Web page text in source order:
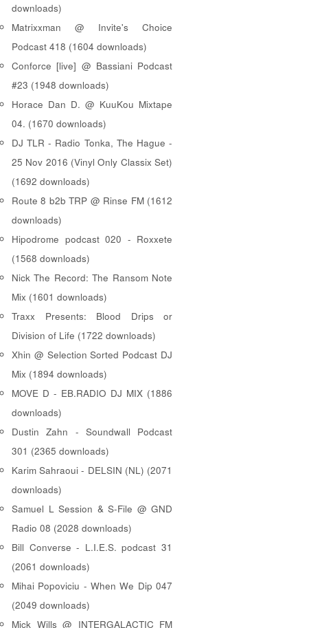
downloads)
Matrixxman @ Invite's Choice
Podcast 418 (1604 downloads)
Conforce [live] @ Bassiani Podcast
#23 (1948 downloads)
Horace Dan D. @ KuuKou Mixtape
04. (1670 downloads)
DJ TLR - Radio Tonka, The Hague -
25 Nov 2016 (Vinyl Only Classix Set)
(1692 downloads)
Route 8 b2b TRP @ Rinse FM (1612
downloads)
Hipodrome podcast 020 - Roxxete
(1568 downloads)
Nick The Record: The Ransom Note
Mix (1601 downloads)
Traxx Presents: Blood Drips or
Division of Life (1722 downloads)
Xhin @ Selection Sorted Podcast DJ
Mix (1894 downloads)
MOVE D - EB.RADIO DJ MIX (1886
downloads)
Dustin Zahn - Soundwall Podcast
301 (2365 downloads)
Karim Sahraoui - DELSIN (NL) (2071
downloads)
Samuel L Session & S-File @ GND
Radio 08 (2028 downloads)
Bill Converse - L.I.E.S. podcast 31
(2061 downloads)
Mihai Popoviciu - When We Dip 047
(2049 downloads)
Mick Wills @ INTERGALACTIC FM